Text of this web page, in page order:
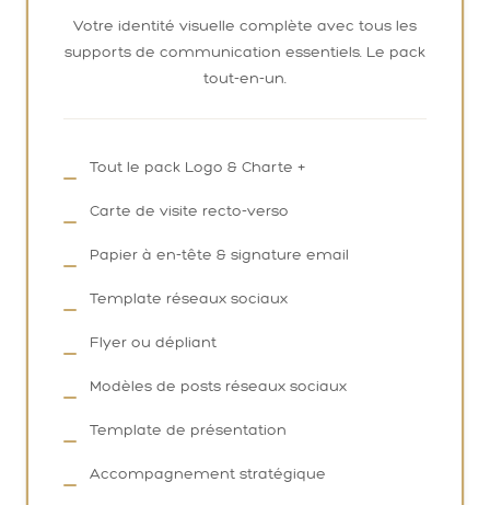
Votre identité visuelle complète avec tous les
supports de communication essentiels. Le pack
tout-en-un.
Tout le pack Logo & Charte +
Carte de visite recto-verso
Papier à en-tête & signature email
Template réseaux sociaux
Flyer ou dépliant
Modèles de posts réseaux sociaux
Template de présentation
Accompagnement stratégique